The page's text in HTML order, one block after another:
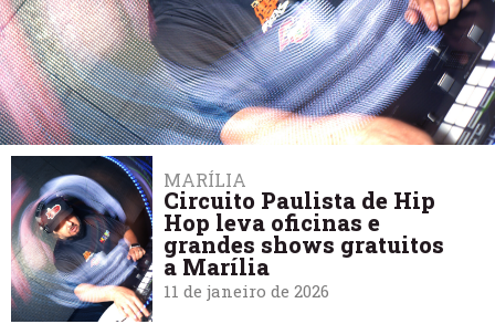
MARÍLIA
Circuito Paulista de Hip
Hop leva oficinas e
grandes shows gratuitos
a Marília
11 de janeiro de 2026